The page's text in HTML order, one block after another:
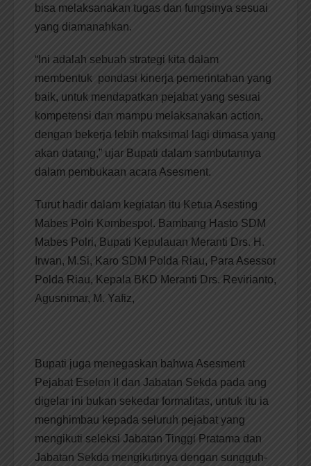
bisa melaksanakan tugas dan fungsinya sesuai
yang diamanahkan.
“Ini adalah sebuah strategi kita dalam
membentuk pondasi kinerja pemerintahan yang
baik, untuk mendapatkan pejabat yang sesuai
kompetensi dan mampu melaksanakan action,
dengan bekerja lebih maksimal lagi dimasa yang
akan datang,” ujar Bupati dalam sambutannya
dalam pembukaan acara Asesment.
Turut hadir dalam kegiatan itu Ketua Asesting
Mabes Polri Kombespol. Bambang Hasto SDM
Mabes Polri, Bupati Kepulauan Meranti Drs. H.
Irwan, M.Si, Karo SDM Polda Riau, Para Asessor
Polda Riau, Kepala BKD Meranti Drs. Revirianto,
Agusnimar, M. Yafiz,
Bupati juga menegaskan bahwa Asesment
Pejabat Eselon II dan Jabatan Sekda pada ang
digelar ini bukan sekedar formalitas, untuk itu ia
menghimbau kepada seluruh pejabat yang
mengikuti seleksi Jabatan Tinggi Pratama dan
Jabatan Sekda mengikutinya dengan sungguh-